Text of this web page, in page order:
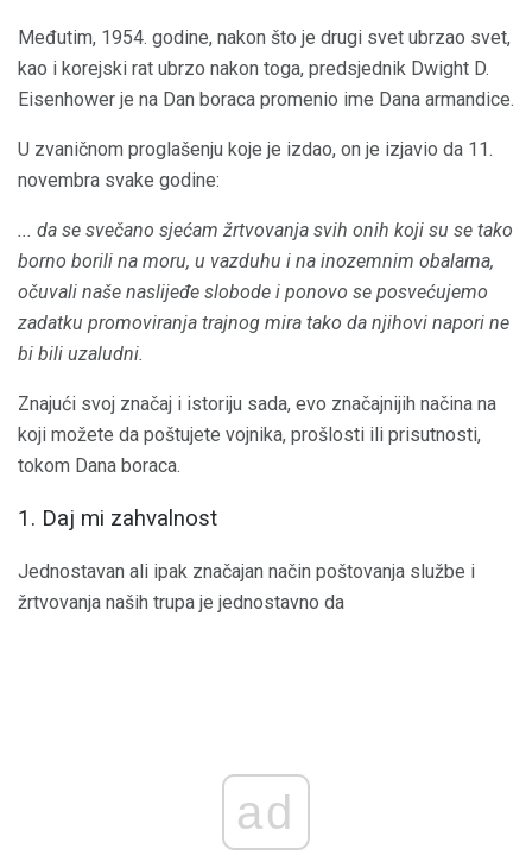
Međutim, 1954. godine, nakon što je drugi svet ubrzao svet,
kao i korejski rat ubrzo nakon toga, predsjednik Dwight D.
Eisenhower je na Dan boraca promenio ime Dana armandice.
U zvaničnom proglašenju koje je izdao, on je izjavio da 11.
novembra svake godine:
... da se svečano sjećam žrtvovanja svih onih koji su se tako
borno borili na moru, u vazduhu i na inozemnim obalama,
očuvali naše naslijeđe slobode i ponovo se posvećujemo
zadatku promoviranja trajnog mira tako da njihovi napori ne
bi bili uzaludni.
Znajući svoj značaj i istoriju sada, evo značajnijih načina na
koji možete da poštujete vojnika, prošlosti ili prisutnosti,
tokom Dana boraca.
1. Daj mi zahvalnost
Jednostavan ali ipak značajan način poštovanja službe i
žrtvovanja naših trupa je jednostavno da
ad